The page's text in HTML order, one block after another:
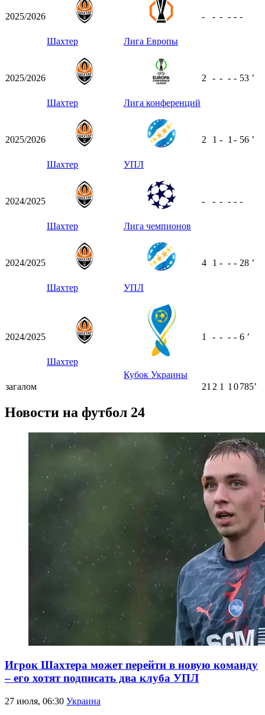
2025/2026
Шахтер Лига Европы
- - - - - -
2025/2026
Шахтер Лига конференций
2 - - - - 53 ʼ
2025/2026
Шахтер УПЛ
2 1 - 1 - 56 ʼ
2024/2025
Шахтер Лига чемпионов
- - - - - -
2024/2025
Шахтер УПЛ
4 1 - - - 28 ʼ
2024/2025
Шахтер
Кубок Украины
1 - - - - 6 ʼ
загалом 21 2 1 1 0785ʼ
Новости на футбол 24
Игрок Шахтера может перейти в новую команду
– его хотят подписать два клуба УПЛ
27 июля, 06:30 Украина